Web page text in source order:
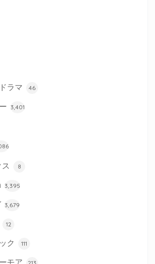
ラマ 46
3,401
8
3,395
3,679
12
ク 111
モア